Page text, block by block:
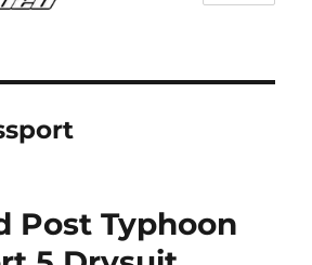
Post Typhoon